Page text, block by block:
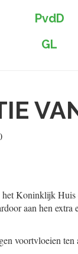
PvdD
GL
het Koninklijk
aan hen
voortvloeien ten